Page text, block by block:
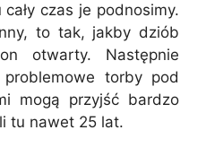
czas je podnosimy.
to tak, jakby dziób
otwarty. Następnie
torby pod
mogą przyjść bardzo
tu nawet 25 lat.